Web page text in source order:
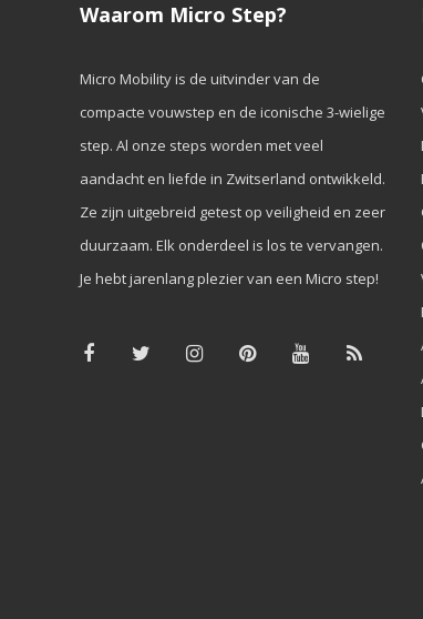
Waarom Micro Step?
Micro Mobility is de uitvinder van de
compacte vouwstep en de iconische 3-wielige
step. Al onze steps worden met veel
aandacht en liefde in Zwitserland ontwikkeld.
Ze zijn uitgebreid getest op veiligheid en zeer
duurzaam. Elk onderdeel is los te vervangen.
Je hebt jarenlang plezier van een Micro step!